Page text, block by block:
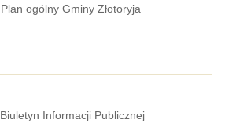
Plan ogólny Gminy Złotoryja
Biuletyn Informacji Publicznej